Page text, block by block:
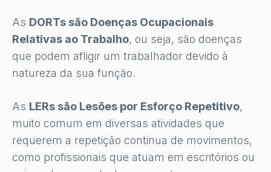
As DORTs são Doenças Ocupacionais
Relativas ao Trabalho, ou seja, são doenças
que podem afligir um trabalhador devido à
natureza da sua função.
As LERs são Lesões por Esforço Repetitivo,
muito comum em diversas atividades que
requerem a repetição continua de movimentos,
como profissionais que atuam em escritórios ou